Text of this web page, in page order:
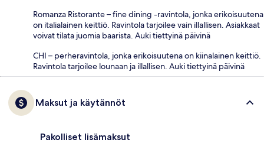
Romanza Ristorante – fine dining -ravintola, jonka erikoisuutena
on italialainen keittiö. Ravintola tarjoilee vain illallisen. Asiakkaat
voivat tilata juomia baarista. Auki tiettyinä päivinä
CHI – perheravintola, jonka erikoisuutena on kiinalainen keittiö.
Ravintola tarjoilee lounaan ja illallisen. Auki tiettyinä päivinä
Maksut ja käytännöt
Pakolliset lisämaksut